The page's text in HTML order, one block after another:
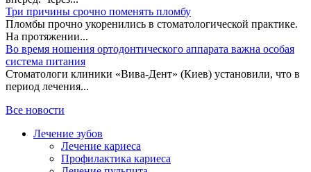
Три причины срочно поменять пломбу
Пломбы прочно укоренились в стоматологической практике.
На протяжении...
Во время ношения ортодонтического аппарата важна особая
система питания
Стоматологи клиники «Вива-Дент» (Киев) установили, что в
период лечения...
Все новости
Лечение зубов
Лечение кариеса
Профилактика кариеса